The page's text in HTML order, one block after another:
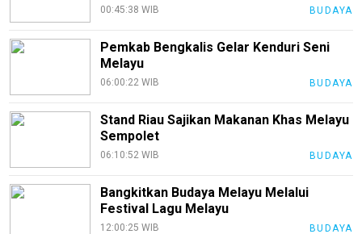
00:45:38 WIB BUDAYA
Pemkab Bengkalis Gelar Kenduri Seni
Melayu
06:00:22 WIB BUDAYA
Stand Riau Sajikan Makanan Khas Melayu
Sempolet
06:10:52 WIB BUDAYA
Bangkitkan Budaya Melayu Melalui
Festival Lagu Melayu
12:00:25 WIB BUDAYA